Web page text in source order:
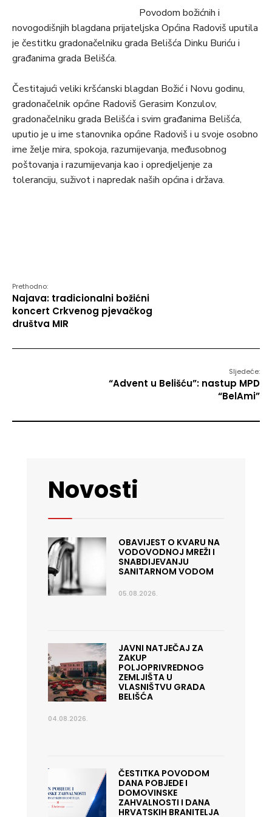
Povodom božićnih i
novogodišnjih blagdana prijateljska Općina Radoviš uputila
je čestitku gradonačelniku grada Belišća Dinku Buriću i
građanima grada Belišća.
Čestitajući veliki kršćanski blagdan Božić i Novu godinu,
gradonačelnik općine Radoviš Gerasim Konzulov,
gradonačelniku grada Belišća i svim građanima Belišća,
uputio je u ime stanovnika općine Radoviš i u svoje osobno
ime želje mira, spokoja, razumijevanja, međusobnog
poštovanja i razumijevanja kao i opredjeljenje za
toleranciju, suživot i napredak naših općina i država.
Prethodno:
Najava: tradicionalni božićni
koncert Crkvenog pjevačkog
društva MIR
Sljedeće:
“Advent u Belišću”: nastup MPD
“BelAmi”
Novosti
OBAVIJEST O KVARU NA
VODOVODNOJ MREŽI I
SNABDIJEVANJU
SANITARNOM VODOM
05.08.2026.
JAVNI NATJEČAJ ZA
ZAKUP
POLJOPRIVREDNOG
ZEMLJIŠTA U
VLASNIŠTVU GRADA
BELIŠĆA
04.08.2026.
ČESTITKA POVODOM
DANA POBJEDE I
DOMOVINSKE
ZAHVALNOSTI I DANA
HRVATSKIH BRANITELJA